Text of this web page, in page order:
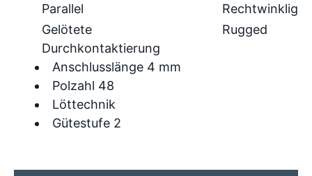
Anschlusslänge 4 mm
Polzahl 48
Löttechnik
Gütestufe 2
Parallel
Rechtwinklig
Gelötete
Durchkontaktierung
Rugged